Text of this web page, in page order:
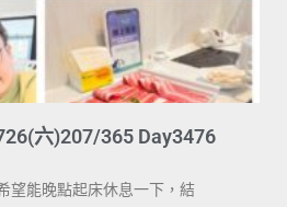
六)207/365 Day3476
望能晚點起床休息一下，結